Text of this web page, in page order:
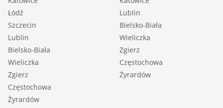
Łódź
Szczecin
Lublin
Bielsko-Biała
Wieliczka
Zgierz
Częstochowa
Żyrardów
Lublin
Bielsko-Biała
Wieliczka
Zgierz
Częstochowa
Żyrardów